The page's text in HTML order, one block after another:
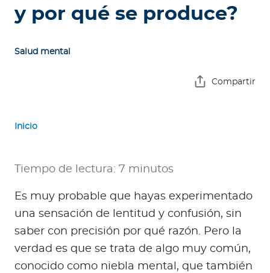
y por qué se produce?
Salud mental
Compartir
Inicio
Tiempo de lectura: 7 minutos
Es muy probable que hayas experimentado
una sensación de lentitud y confusión, sin
saber con precisión por qué razón. Pero la
verdad es que se trata de algo muy común,
conocido como niebla mental, que también